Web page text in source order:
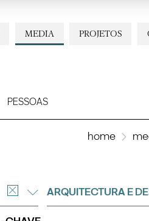
PROJETOS
MEDIA
PESSOAS
home
ARQUITECTURA E